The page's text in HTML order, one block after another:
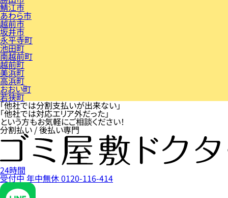
鯖江市
あわら市
越前市
坂井市
永平寺町
池田町
南越前町
越前町
美浜町
高浜町
おおい町
若狭町
「他社では分割支払いが出来ない」
「他社では対応エリア外だった」
という方もお気軽にご相談ください！
分割払い / 後払い専門
24時間
受付中年中無休0120-116-414